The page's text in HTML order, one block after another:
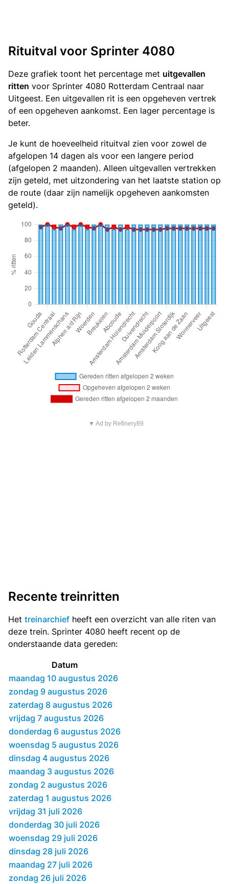
Rituitval voor Sprinter 4080
Deze grafiek toont het percentage met uitgevallen
ritten voor Sprinter 4080 Rotterdam Centraal naar
Uitgeest. Een uitgevallen rit is een opgeheven vertrek
of een opgeheven aankomst. Een lager percentage is
beter.
Je kunt de hoeveelheid rituitval zien voor zowel de
afgelopen 14 dagen als voor een langere period
(afgelopen 2 maanden). Alleen uitgevallen vertrekken
zijn geteld, met uitzondering van het laatste station op
de route (daar zijn namelijk opgeheven aankomsten
geteld).
▼ Ad by Refinery89
Recente treinritten
Het treinarchief heeft een overzicht van alle riten van
deze trein. Sprinter 4080 heeft recent op de
onderstaande data gereden:
Datum
maandag 10 augustus 2026
zondag 9 augustus 2026
zaterdag 8 augustus 2026
vrijdag 7 augustus 2026
donderdag 6 augustus 2026
woensdag 5 augustus 2026
dinsdag 4 augustus 2026
maandag 3 augustus 2026
zondag 2 augustus 2026
zaterdag 1 augustus 2026
vrijdag 31 juli 2026
donderdag 30 juli 2026
woensdag 29 juli 2026
dinsdag 28 juli 2026
maandag 27 juli 2026
zondag 26 juli 2026